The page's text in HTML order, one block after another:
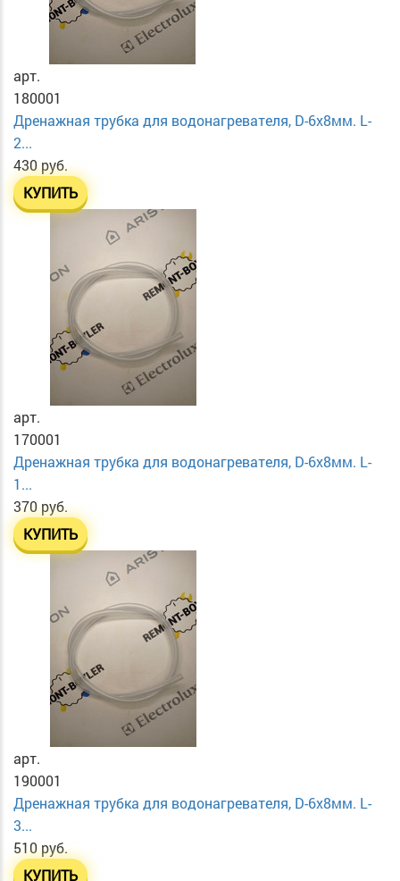
арт.
180001
Дренажная трубка для водонагревателя, D-6х8мм. L-
2...
430 руб.
КУПИТЬ
арт.
170001
Дренажная трубка для водонагревателя, D-6х8мм. L-
1...
370 руб.
КУПИТЬ
арт.
190001
Дренажная трубка для водонагревателя, D-6х8мм. L-
3...
510 руб.
КУПИТЬ